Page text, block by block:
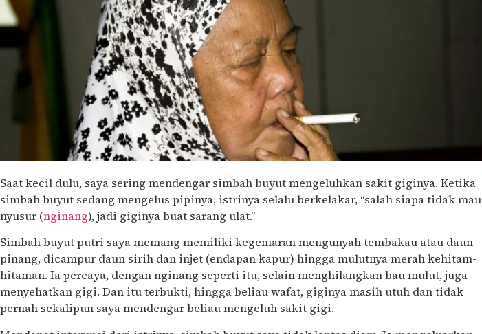
Saat kecil dulu, saya sering mendengar simbah buyut mengeluhkan sakit giginya. Ketika
simbah buyut sedang mengelus pipinya, istrinya selalu berkelakar, “salah siapa tidak mau
nyusur (nginang), jadi giginya buat sarang ulat.”
Simbah buyut putri saya memang memiliki kegemaran mengunyah tembakau atau daun
pinang, dicampur daun sirih dan injet (endapan kapur) hingga mulutnya merah kehitam-
hitaman. Ia percaya, dengan nginang seperti itu, selain menghilangkan bau mulut, juga
menyehatkan gigi. Dan itu terbukti, hingga beliau wafat, giginya masih utuh dan tidak
pernah sekalipun saya mendengar beliau mengeluh sakit gigi.